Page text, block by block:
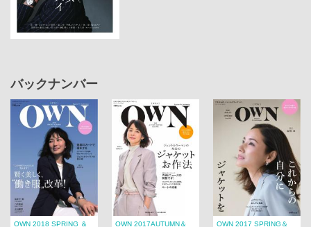
バックナンバー
OWN 2018 SPRING ＆ OWN 2017AUTUMN＆ OWN 2017 SPRING＆